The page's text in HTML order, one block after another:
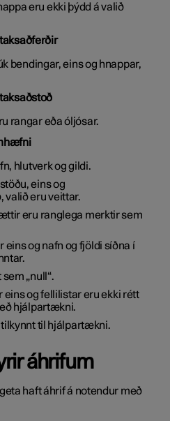
eru ekki þýdd á valið
bendingar, eins og hnappar,
rangar eða óljósar.
hlutverk og gildi.
eins og
valið eru veittar.
eru ranglega merktir sem
og nafn og fjöldi síðna í
„null“.
og fellilistar eru ekki rétt
hjálpartækni.
til hjálpartækni.
áhrifum
haft áhrif á notendur með